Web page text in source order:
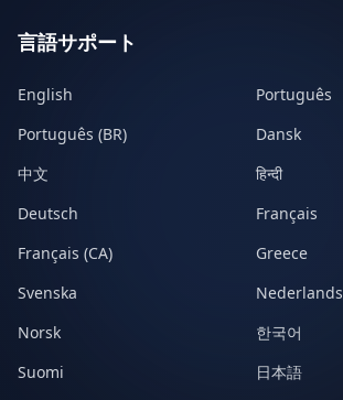
言語サポート
English
Português
Português (BR)
Dansk
中文
हिन्दी
Deutsch
Français
Français (CA)
Greece
Svenska
Nederlands
Norsk
한국어
Suomi
日本語